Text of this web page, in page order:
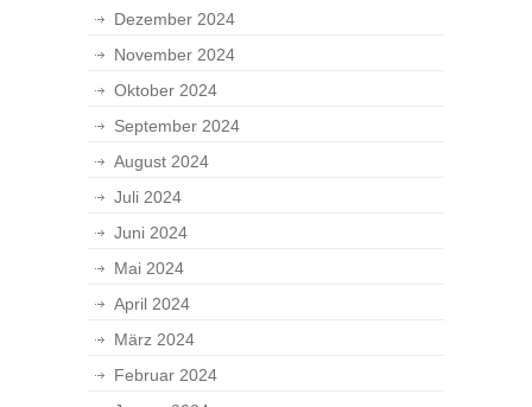
Dezember 2024
November 2024
Oktober 2024
September 2024
August 2024
Juli 2024
Juni 2024
Mai 2024
April 2024
März 2024
Februar 2024